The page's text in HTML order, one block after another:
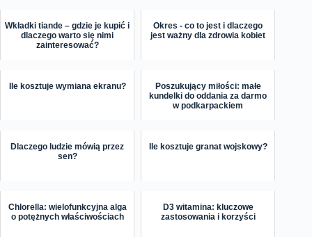
Wkładki tiande – gdzie je kupić i
dlaczego warto się nimi
zainteresować?
Okres - co to jest i dlaczego
jest ważny dla zdrowia kobiet
Ile kosztuje wymiana ekranu?
Poszukujący miłości: małe
kundelki do oddania za darmo
w podkarpackiem
Dlaczego ludzie mówią przez
sen?
Ile kosztuje granat wojskowy?
Chlorella: wielofunkcyjna alga
o potężnych właściwościach
D3 witamina: kluczowe
zastosowania i korzyści